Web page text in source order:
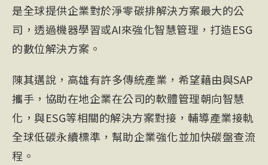
是全球提供企業對於淨零碳排解決方案最大的公
司，透過機器學習或AI來強化智慧管理，打造ESG
的數位解決方案。
陳其邁說，高雄有許多傳統產業，希望藉由與SAP
攜手，協助在地企業在公司的軟體管理朝向智慧
化，與ESG等相關的解決方案對接，輔導產業接軌
全球低碳永續標準，幫助企業強化並加快碳盤查流
程。